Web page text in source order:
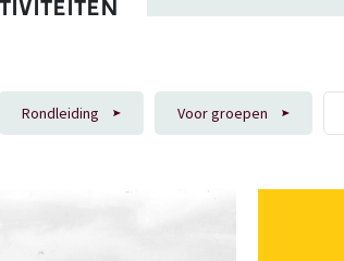
Rondleiding Voor groepen